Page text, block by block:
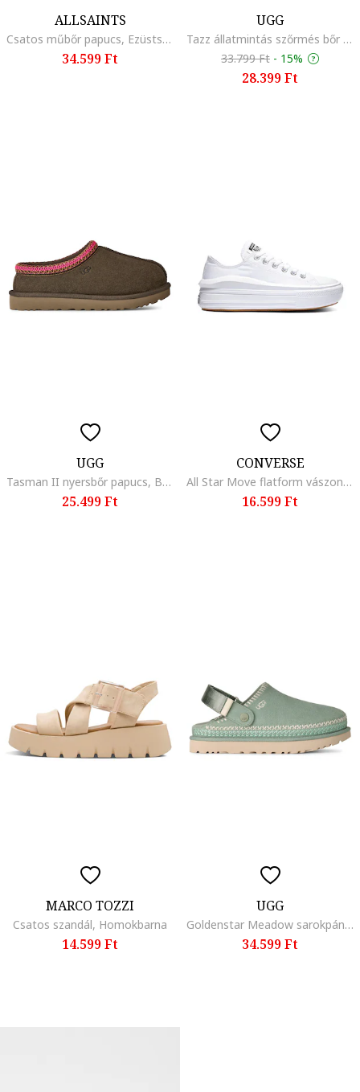
ALLSAINTS
Csatos műbőr papucs, Ezüstszín
34.599 Ft
UGG
Tazz állatmintás szőrmés bőr papucs, Barna/Krémszín
33.799 Ft - 15%
28.399 Ft
UGG
Tasman II nyersbőr papucs, Barna/Rózsaszín
25.499 Ft
CONVERSE
All Star Move flatform vászoncipő, Fehér
16.599 Ft
MARCO TOZZI
Csatos szandál, Homokbarna
14.599 Ft
UGG
Goldenstar Meadow sarokpántos papucs, Világoszöld
34.599 Ft